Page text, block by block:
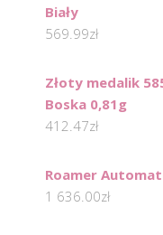
Biały
569.99zł
Złoty medalik
Boska 0,81g
412.47zł
Roamer
1 636.00zł